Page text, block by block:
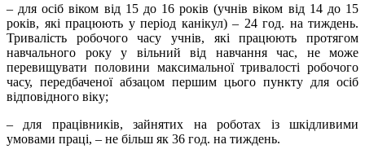
– для осіб віком від 15 до 16 років (учнів віком від 14 до 15
років, які працюють у період канікул) – 24 год. на тиждень.
Тривалість робочого часу учнів, які працюють протягом
навчального року у вільний від навчання час, не може
перевищувати половини максимальної тривалості робочого
часу, передбаченої абзацом першим цього пункту для осіб
відповідного віку;
– для працівників, зайнятих на роботах із шкідливими
умовами праці, – не більш як 36 год. на тиждень.